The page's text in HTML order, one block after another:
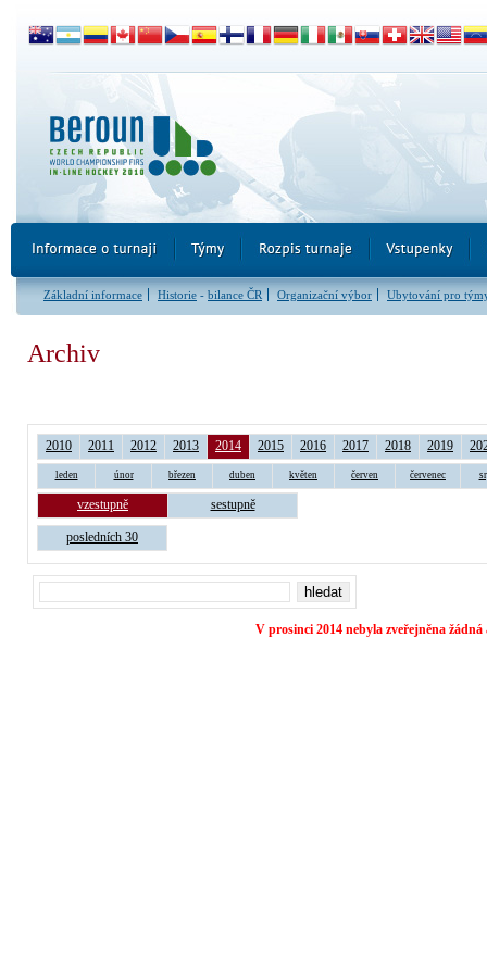
Základní informace Historie - bilance ČR Organizační výbor Ubytování pro
Archiv
2010 2011 2012 2013 2014 2015 2016 2017 2018 2019
leden únor březen duben květen červen červenec
vzestupně sestupně
posledních 30
V prosinci 2014 nebyla zveřejněna